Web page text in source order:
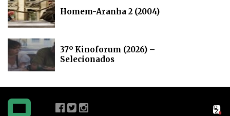
Homem-Aranha 2 (2004)
37º Kinoforum (2026) –
Selecionados